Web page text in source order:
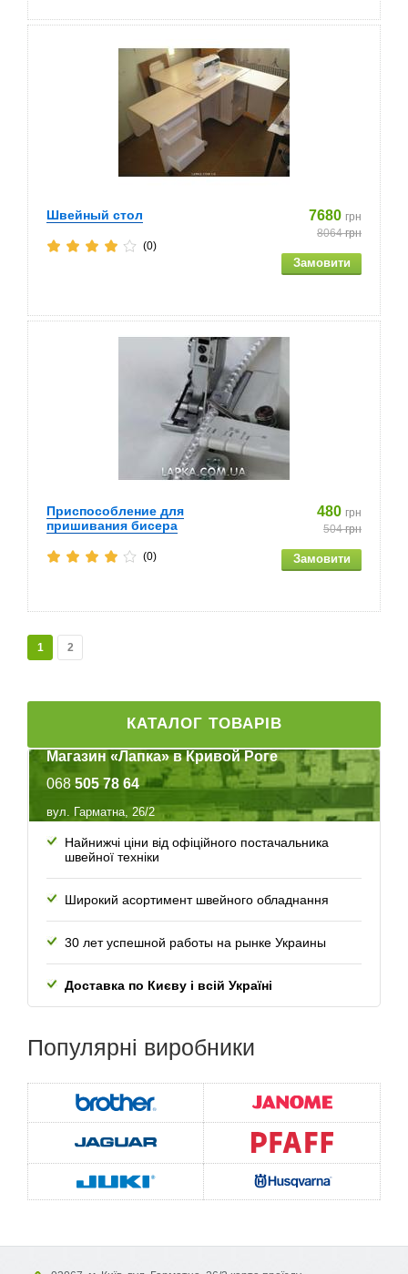
Швейный стол 7680 грн
8064грн
(0)
Приспособление для
пришивания бисера
480 грн
504грн
(0)
1 2
КАТАЛОГ ТОВАРІВ
Магазин «Лапка» в Кривой Роге
068 505 78 64
вул. Гарматна, 26/2
Найнижчі ціни від офіційного постачальника
швейної техніки
Широкий асортимент швейного обладнання
30 лет успешной работы на рынке Украины
Доставка по Києву і всій Україні
Популярні виробники